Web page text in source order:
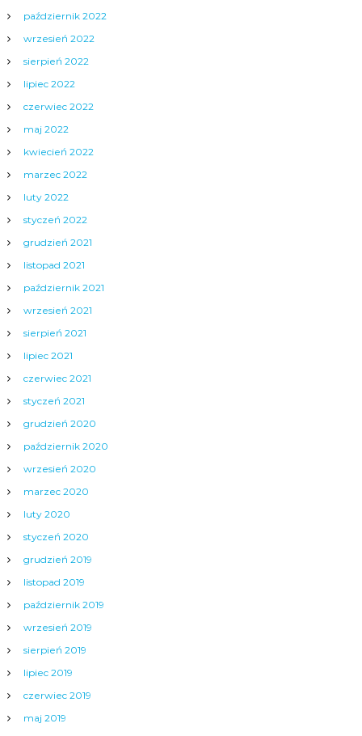
październik 2022
wrzesień 2022
sierpień 2022
lipiec 2022
czerwiec 2022
maj 2022
kwiecień 2022
marzec 2022
luty 2022
styczeń 2022
grudzień 2021
listopad 2021
październik 2021
wrzesień 2021
sierpień 2021
lipiec 2021
czerwiec 2021
styczeń 2021
grudzień 2020
październik 2020
wrzesień 2020
marzec 2020
luty 2020
styczeń 2020
grudzień 2019
listopad 2019
październik 2019
wrzesień 2019
sierpień 2019
lipiec 2019
czerwiec 2019
maj 2019